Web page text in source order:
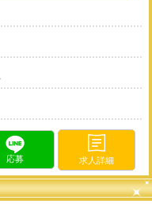
応募 求人詳細